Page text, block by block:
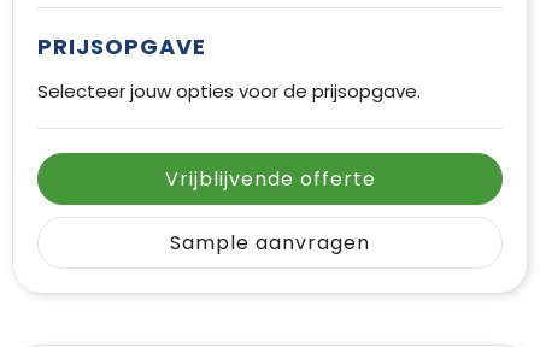
PRIJSOPGAVE
Selecteer jouw opties voor de prijsopgave.
Vrijblijvende offerte
Sample aanvragen